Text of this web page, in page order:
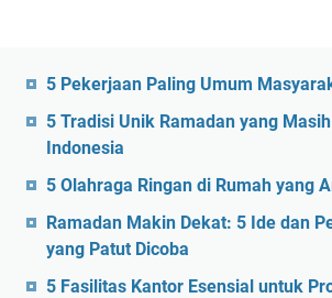
5 Pekerjaan Paling Umum
5 Tradisi Unik Ramadan yang
Indonesia
5 Olahraga Ringan di Rumah yang
Ramadan Makin Dekat: 5 Ide dan
yang Patut Dicoba
5 Fasilitas Kantor Esensial untuk